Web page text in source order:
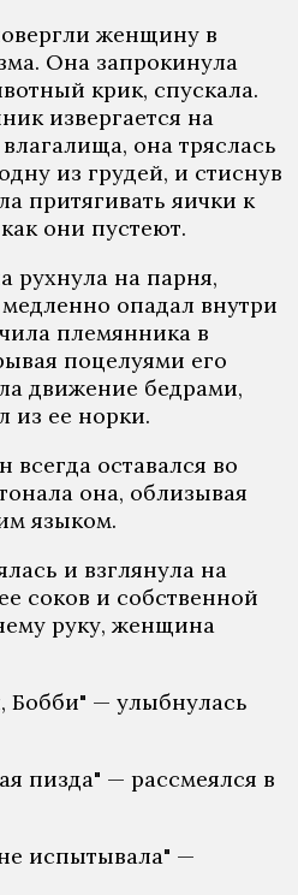
женщину в
Она запрокинула
крик, спускала.
извергается на
она тряслась
из грудей, и стиснув
притягивать яички к
они пустеют.
рухнула на парня,
опадал внутри
племянника в
поцелуями его
движение бедрами,
из ее норки.
всегда оставался во
она, облизывая
языком.
и взглянула на
соков и собственной
руку, женщина
Бобби" — улыбнулась
пизда" — рассмеялся в
испытывала" —